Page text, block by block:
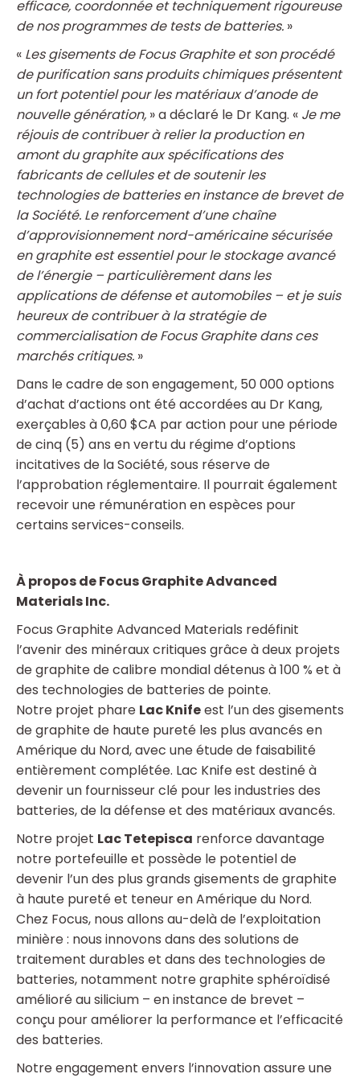
efficace, coordonnée et techniquement rigoureuse
de nos programmes de tests de batteries. »
« Les gisements de Focus Graphite et son procédé
de purification sans produits chimiques présentent
un fort potentiel pour les matériaux d’anode de
nouvelle génération, » a déclaré le Dr Kang. « Je me
réjouis de contribuer à relier la production en
amont du graphite aux spécifications des
fabricants de cellules et de soutenir les
technologies de batteries en instance de brevet de
la Société. Le renforcement d’une chaîne
d’approvisionnement nord-américaine sécurisée
en graphite est essentiel pour le stockage avancé
de l’énergie – particulièrement dans les
applications de défense et automobiles – et je suis
heureux de contribuer à la stratégie de
commercialisation de Focus Graphite dans ces
marchés critiques. »
Dans le cadre de son engagement, 50 000 options
d’achat d’actions ont été accordées au Dr Kang,
exerçables à 0,60 $CA par action pour une période
de cinq (5) ans en vertu du régime d’options
incitatives de la Société, sous réserve de
l’approbation réglementaire. Il pourrait également
recevoir une rémunération en espèces pour
certains services-conseils.
À propos de Focus Graphite Advanced
Materials Inc.
Focus Graphite Advanced Materials redéfinit
l’avenir des minéraux critiques grâce à deux projets
de graphite de calibre mondial détenus à 100 % et à
des technologies de batteries de pointe.
Notre projet phare Lac Knifeest l’un des gisements
de graphite de haute pureté les plus avancés en
Amérique du Nord, avec une étude de faisabilité
entièrement complétée. Lac Knife est destiné à
devenir un fournisseur clé pour les industries des
batteries, de la défense et des matériaux avancés.
Notre projet Lac Tetepisca renforce davantage
notre portefeuille et possède le potentiel de
devenir l’un des plus grands gisements de graphite
à haute pureté et teneur en Amérique du Nord.
Chez Focus, nous allons au-delà de l’exploitation
minière : nous innovons dans des solutions de
traitement durables et dans des technologies de
batteries, notamment notre graphite sphéroïdisé
amélioré au silicium – en instance de brevet –
conçu pour améliorer la performance et l’efficacité
des batteries.
Notre engagement envers l’innovation assure une